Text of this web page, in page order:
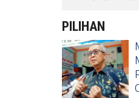
PILIHAN